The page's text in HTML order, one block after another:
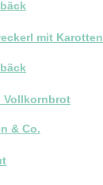
mit Karotten
Vollkornbrot
& Co.